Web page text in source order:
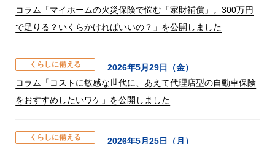
コラム「マイホームの火災保険で悩む「家財補償」。300万円
で足りる？いくらかければいいの？」を公開しました
くらしに備える
2026年5月29日（金）
コラム「コストに敏感な世代に、あえて代理店型の自動車保険
をおすすめしたいワケ」を公開しました
くらしに備える 2026年5月25日（月）